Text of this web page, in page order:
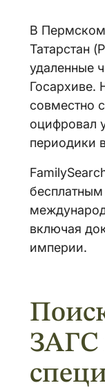
В Пермском
Татарстан
удаленные
Госархиве.
совместно
оцифровал
периодики
включая
империи.
ЗАГС